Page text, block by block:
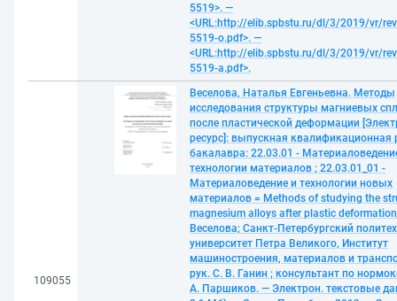
5519>. —
<URL:http://elib.spbstu.ru/dl/3/2019/vr/
5519-o.pdf>. —
<URL:http://elib.spbstu.ru/dl/3/2019/vr/
5519-a.pdf>.
109055
Веселова, Наталья Евгеньевна. Методы
исследования структуры магниевых
после пластической деформации
ресурс]: выпускная квалификационная
бакалавра: 22.03.01 -
технологии материалов ; 22.03.01_01 -
Материаловедение и технологии новых
материалов = Methods of studying the
magnesium alloys after plastic
Веселова; Санкт-Петербургский
университет Петра Великого, Институт
машиностроения, материалов и
рук. С. В. Ганин ; консультант по
А. Паршиков. — Электрон. текстовые